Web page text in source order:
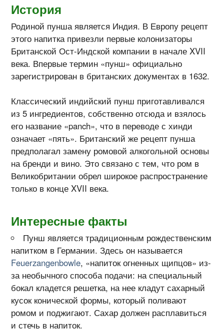
История
Родиной пунша является Индия. В Европу рецепт
этого напитка привезли первые колонизаторы
Британской Ост-Индской компании в начале XVII
века. Впервые термин «пунш» официально
зарегистрирован в британских документах в 1632.
Классический индийский пунш приготавливался
из 5 ингредиентов, собственно отсюда и взялось
его название «panch», что в переводе с хинди
означает «пять». Британский же рецепт пунша
предполагал замену ромовой алкогольной основы
на бренди и вино. Это связано с тем, что ром в
Великобритании обрел широкое распространение
только в конце XVII века.
Интересные факты
Пунш является традиционным рождественским
напитком в Германии. Здесь он называется
Feuerzangenbowle, «напиток огненных щипцов» из-
за необычного способа подачи: на специальный
бокал кладется решетка, на нее кладут сахарный
кусок конической формы, который поливают
ромом и поджигают. Сахар должен расплавиться
и стечь в напиток.